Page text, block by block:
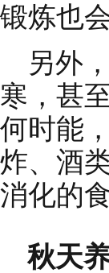
锻炼也
另外
寒，甚
何时能
炸、酒
消化的
秋天